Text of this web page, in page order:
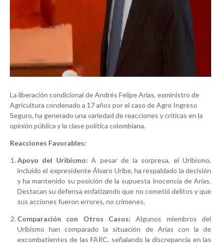
La liberación condicional de Andrés Felipe Arias, exministro de
Agricultura condenado a 17 años por el caso de Agro Ingreso
Seguro, ha generado una variedad de reacciones y críticas en la
opinión pública y la clase política colombiana.
Reacciones Favorables:
Apoyo del Uribismo: A pesar de la sorpresa, el Uribismo,
incluido el expresidente Álvaro Uribe, ha respaldado la decisión
y ha mantenido su posición de la supuesta inocencia de Arias.
Destacan su defensa enfatizando que no cometió delitos y que
sus acciones fueron errores, no crímenes.
Comparación con Otros Casos: Algunos miembros del
Uribismo han comparado la situación de Arias con la de
excombatientes de las FARC, señalando la discrepancia en las